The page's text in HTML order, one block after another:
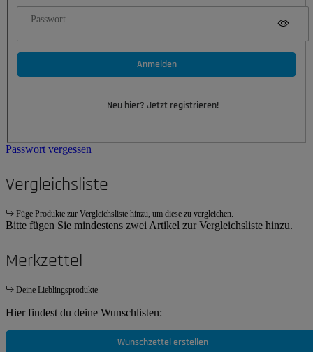
Passwort
Anmelden
Neu hier? Jetzt registrieren!
Passwort vergessen
Vergleichsliste
Füge Produkte zur Vergleichsliste hinzu, um diese zu vergleichen.
Bitte fügen Sie mindestens zwei Artikel zur Vergleichsliste hinzu.
Merkzettel
Deine Lieblingsprodukte
Hier findest du deine Wunschlisten:
Wunschzettel erstellen